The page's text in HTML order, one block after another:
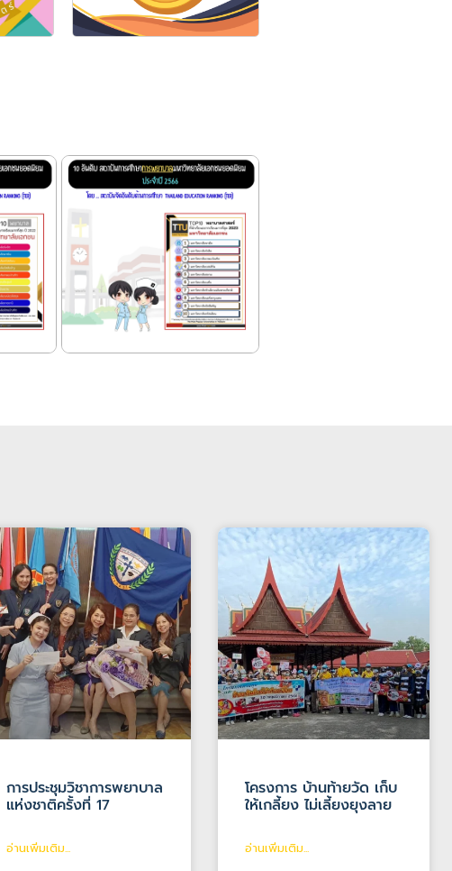
การประชุมวิชาการพยาบาล
แห่งชาติครั้งที่ 17
อ่านเพิ่มเติม...
โครงการ บ้านท้ายวัด เก็บ
ให้เกลี้ยง ไม่เลี้ยงยุงลาย
อ่านเพิ่มเติม...